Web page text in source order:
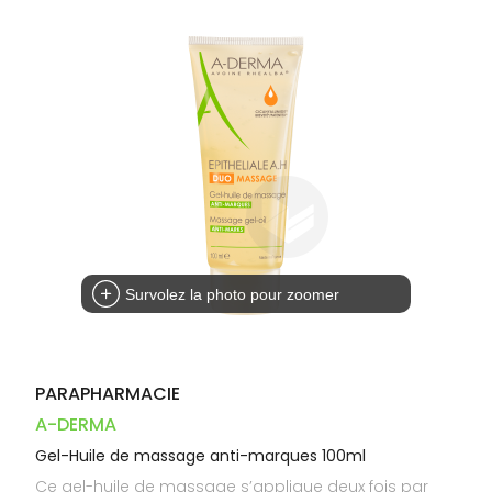
Survolez la photo pour zoomer
PARAPHARMACIE
A-DERMA
Gel-Huile de massage anti-marques 100ml
Ce gel-huile de massage s’applique deux fois par